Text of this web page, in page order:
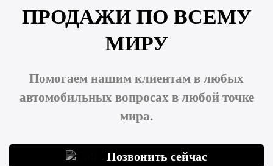
ПРОДАЖИ ПО ВСЕМУ
МИРУ
Помогаем нашим клиентам в любых
автомобильных вопросах в любой точке
мира.
Позвонить сейчас